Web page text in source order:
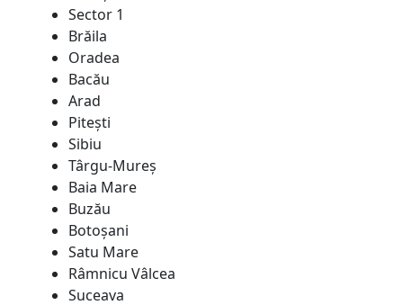
Sector 1
Brăila
Oradea
Bacău
Arad
Piteşti
Sibiu
Târgu-Mureş
Baia Mare
Buzău
Botoşani
Satu Mare
Râmnicu Vâlcea
Suceava